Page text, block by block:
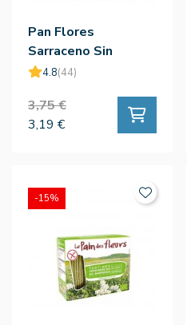
Pan Flores
Sarraceno Sin
Gluten Bio 150g - Le
4.8(44)
3,75 €
3,19 €
-15%